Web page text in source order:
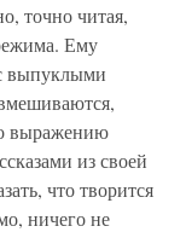
точно читая,
Ему
выпуклыми
выражению
из своей
что творится
ничего не